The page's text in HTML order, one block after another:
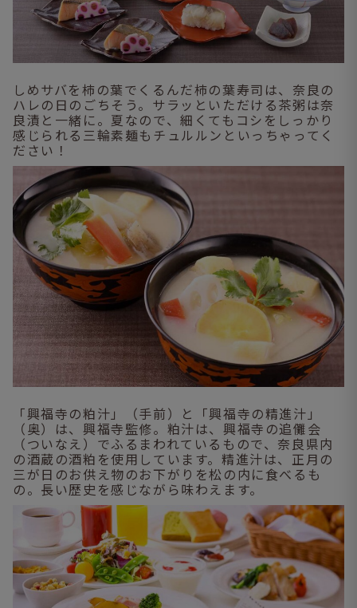
しめサバを柿の葉でくるんだ柿の葉寿司は、奈良の
ハレの日のごちそう。サラッといただける茶粥は奈
良漬と一緒に。夏なので、細くてもコシをしっかり
感じられる三輪素麺もチュルルンといっちゃってく
ださい！
「興福寺の粕汁」（手前）と「興福寺の精進汁」
（奥）は、興福寺監修。粕汁は、興福寺の追儺会
（ついなえ）でふるまわれているもので、奈良県内
の酒蔵の酒粕を使用しています。精進汁は、正月の
三が日のお供え物のお下がりを松の内に食べるも
の。長い歴史を感じながら味わえます。